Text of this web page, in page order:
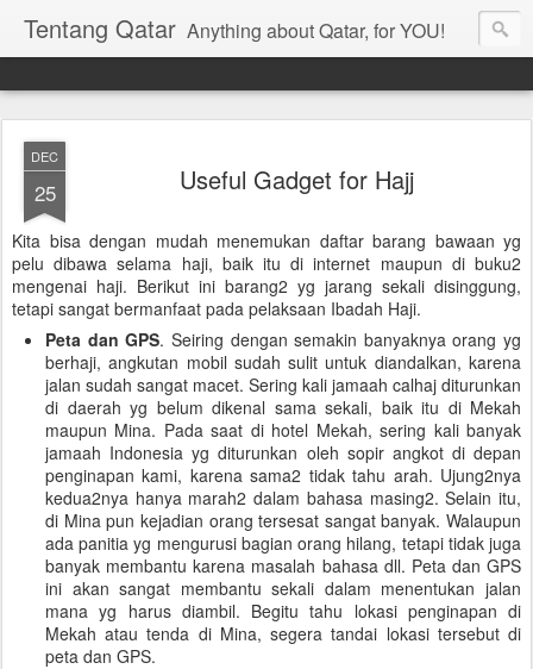
Tentang Qatar Anything about Qatar, for YOU!
DEC
25 Useful Gadget for Hajj
Kita bisa dengan mudah menemukan daftar barang bawaan yg
pelu dibawa selama haji, baik itu di internet maupun di buku2
mengenai haji. Berikut ini barang2 yg jarang sekali disinggung,
tetapi sangat bermanfaat pada pelaksaan Ibadah Haji.
Peta dan GPS. Seiring dengan semakin banyaknya orang yg
berhaji, angkutan mobil sudah sulit untuk diandalkan, karena
jalan sudah sangat macet. Sering kali jamaah calhaj diturunkan
di daerah yg belum dikenal sama sekali, baik itu di Mekah
maupun Mina. Pada saat di hotel Mekah, sering kali banyak
jamaah Indonesia yg diturunkan oleh sopir angkot di depan
penginapan kami, karena sama2 tidak tahu arah. Ujung2nya
kedua2nya hanya marah2 dalam bahasa masing2. Selain itu,
di Mina pun kejadian orang tersesat sangat banyak. Walaupun
ada panitia yg mengurusi bagian orang hilang, tetapi tidak juga
banyak membantu karena masalah bahasa dll. Peta dan GPS
ini akan sangat membantu sekali dalam menentukan jalan
mana yg harus diambil. Begitu tahu lokasi penginapan di
Mekah atau tenda di Mina, segera tandai lokasi tersebut di
peta dan GPS.